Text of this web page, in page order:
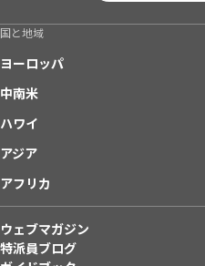
国と地域
ヨーロッパ
中南米
ハワイ
アジア
アフリカ
ウェブマガジン
特派員ブログ